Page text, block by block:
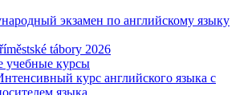
экзамен по английскому языку
tábory 2026
учебные курсы
курс английского языка с